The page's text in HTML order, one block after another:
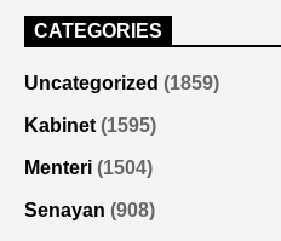
CATEGORIES
Uncategorized (1859)
Kabinet (1595)
Menteri (1504)
Senayan (908)